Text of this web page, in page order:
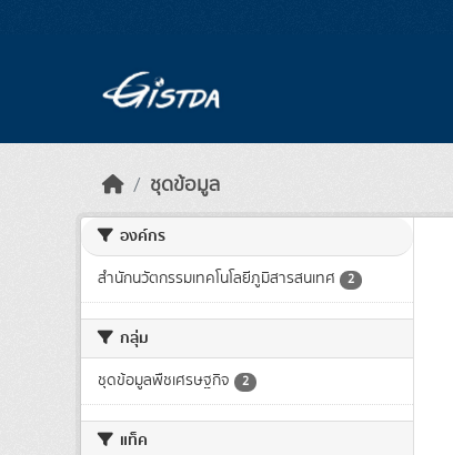
ชุดข้อมูล
องค์กร
สำนักนวัตกรรมเทคโนโลยีภูมิสารสนเทศ 2
กลุ่ม
ชุดข้อมูลพืชเศรษฐกิจ 2
แท็ค